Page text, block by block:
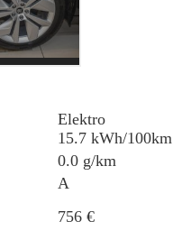
Elektro
15.7 kWh/100km
0.0 g/km
A
756 €